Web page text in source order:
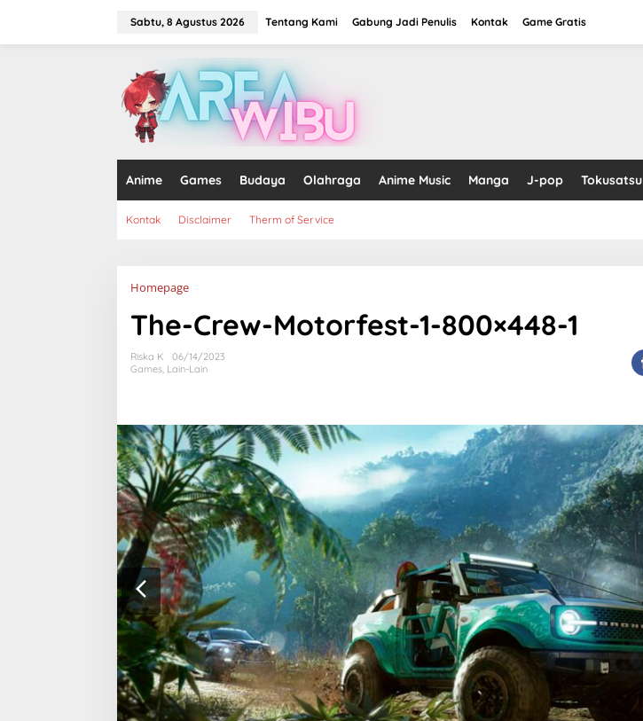
Sabtu, 8 Agustus 2026 Tentang Kami Gabung Jadi Penulis Kontak Game Gratis
Anime Games Budaya Olahraga Anime Music Manga J-pop Tokusatsu
Kontak Disclaimer Therm of Service
HomepageLampiran
The-Crew-Motorfest-1-800×448-1
Riska K
06/14/2023
Games, Lain-Lain